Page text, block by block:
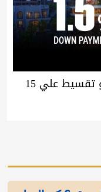
عرض لفترة محدودة مقدم 1.5% و تقسيط علي 15